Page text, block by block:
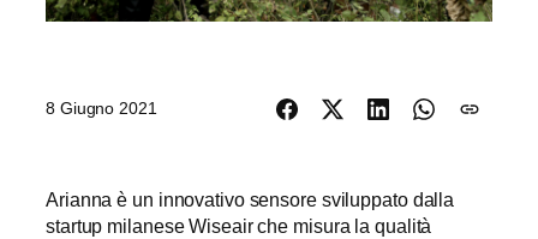
8 Giugno 2021
Arianna è un innovativo sensore sviluppato dalla
startup milanese Wiseair che misura la qualità